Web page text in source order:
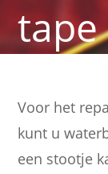
tape
Voor het
kunt u
een stootje